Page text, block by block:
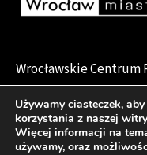
Wrocławskie Centrum
pl. Dominikański 6, 50-
Deklaracja
Używamy ciasteczek,
korzystania z naszej
Więcej informacji na
używamy, oraz